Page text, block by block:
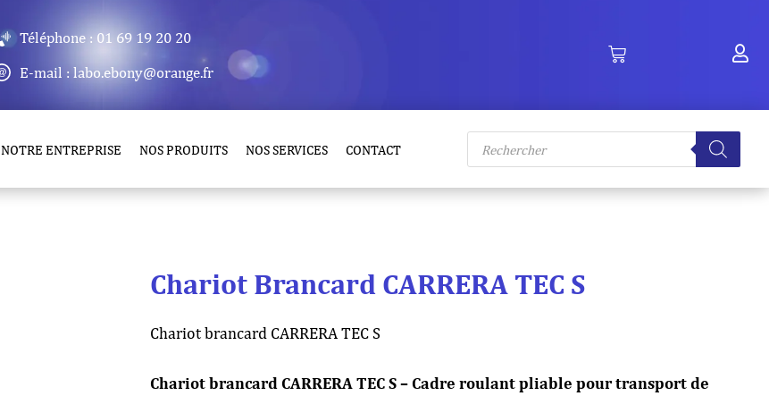
Téléphone : 01 69 19 20 20
E-mail : labo.ebony@orange.fr
NOTRE ENTREPRISE NOS PRODUITS NOS SERVICES CONTACT
Recherche
produits
Chariot Brancard CARRERA TEC S
Chariot brancard CARRERA TEC S
Chariot brancard CARRERA TEC S – Cadre roulant pliable pour transport de